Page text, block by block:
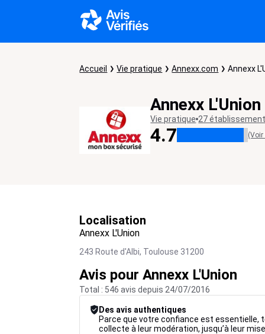
Accueil Vie pratique Annexx.com Annexx
Annexx L'Union
Vie pratique 27
4.7 (Voir
Localisation
Annexx L'Union
243 Route d'Albi, Toulouse 31200
Avis pour Annexx L'Union
Total : 546 avis depuis 24/07/2016
Des avis authentiques
Parce que votre confiance est essentielle,
collecte à leur modération, jusqu’à leur